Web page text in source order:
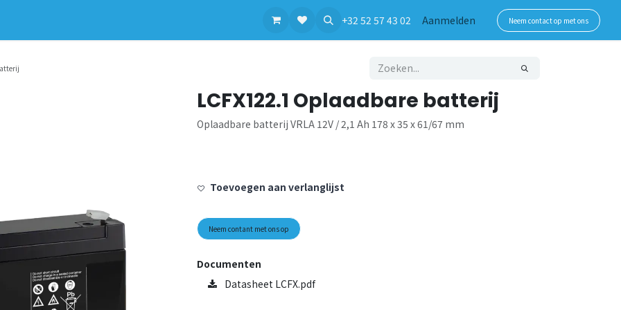
+32 52 57 43 02 Aanmelden Neem contact op met ons
LCFX122.1 Oplaadbare batterij
Oplaadbare batterij VRLA 12V / 2,1 Ah 178 x 35 x 61/67 mm
Toevoegen aan verlanglijst
Neem contant met ons op
Documenten
Datasheet LCFX.pdf